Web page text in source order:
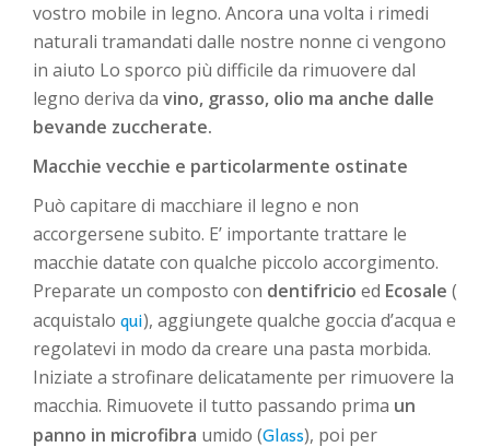
vostro mobile in legno. Ancora una volta i rimedi
naturali tramandati dalle nostre nonne ci vengono
in aiuto Lo sporco più difficile da rimuovere dal
legno deriva da vino, grasso, olio ma anche dalle
bevande zuccherate.
Macchie vecchie e particolarmente ostinate
Può capitare di macchiare il legno e non
accorgersene subito. E’ importante trattare le
macchie datate con qualche piccolo accorgimento.
Preparate un composto con dentifricio ed Ecosale (
acquistalo qui), aggiungete qualche goccia d’acqua e
regolatevi in modo da creare una pasta morbida.
Iniziate a strofinare delicatamente per rimuovere la
macchia. Rimuovete il tutto passando prima un
panno in microfibra umido (Glass), poi per